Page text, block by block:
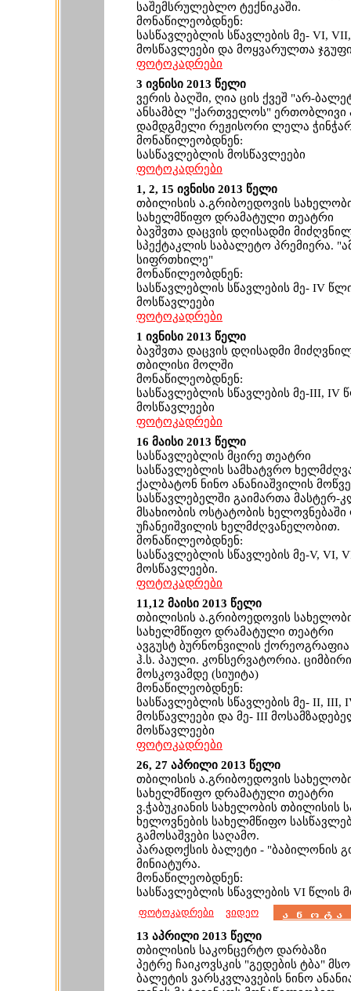
საშემსრულებლო ტექნიკაში.
მონაწილეობდნენ:
სასწავლებლის სწავლების მე- VI,
მოსწავლეები და მოყვარულთა
ფოტოკადრები
3 ივნისი 2013 წელი
ვერის ბაღში, ღია ცის ქვეშ "არ-
ანსამბლ "ქართველოს" ერთობლივი
დამდგმელი რეჟისორი ლელა
მონაწილეობდნენ:
სასწავლებლის მოსწავლეები
ფოტოკადრები
1, 2, 15 ივნისი 2013 წელი
თბილისის ა.გრიბოედოვის
სახელმწიფო დრამატული თეატრი
ბავშვთა დაცვის დღისადმი
სპექტაკლის საბალეტო პრემიერა.
სიფრთხილე"
მონაწილეობდნენ:
სასწავლებლის სწავლების მე- IV
მოსწავლეები
ფოტოკადრები
1 ივნისი 2013 წელი
ბავშვთა დაცვის დღისადმი
თბილისი მოლში
მონაწილეობდნენ:
სასწავლებლის სწავლების მე-III, IV
მოსწავლეები
ფოტოკადრები
16 მაისი 2013 წელი
სასწავლებლის მცირე თეატრი
სასწავლებლის სამხატვრო
ქალბატონ ნინო ანანიაშვილის
სასწავლებელში გაიმართა მასტერ-
მსახიობის ოსტატობის ხელოვნებაში
უჩანეიშვილის ხელმძღვანელობით.
მონაწილეობდნენ:
სასწავლებლის სწავლების მე-V, VI,
მოსწავლეები.
ფოტოკადრები
11,12 მაისი 2013 წელი
თბილისის ა.გრიბოედოვის
სახელმწიფო დრამატული თეატრი
ავგუსტ ბურნონვილის ქორეოგრაფია
ჰ.ს. პაული. კონსერვატორია.
მოსკოვამდე (სიუიტა)
მონაწილეობდნენ:
სასწავლებლის სწავლების მე- II, III,
მოსწავლეები და მე- III
მოსწავლეები
ფოტოკადრები
26, 27 აპრილი 2013 წელი
თბილისის ა.გრიბოედოვის
სახელმწიფო დრამატული თეატრი
ვ.ჭაბუკიანის სახელობის თბილისის
ხელოვნების სახელმწიფო
გამოსაშვები საღამო.
პარადოქსის ბალეტი - "ბაბილონის
მინიატურა.
მონაწილეობდნენ:
სასწავლებლის სწავლების VI წლის
ფოტოკადრები ვიდეო
13 აპრილი 2013 წელი
თბილისის საკონცერტო დარბაზი
პეტრე ჩაიკოვსკის "გედების ტბა"
ბალეტის ვარსკვლავების ნინო